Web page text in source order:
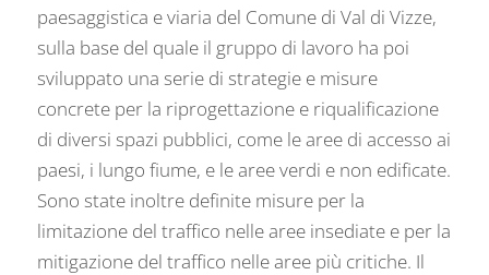
paesaggistica e viaria del Comune di Val di Vizze,
sulla base del quale il gruppo di lavoro ha poi
sviluppato una serie di strategie e misure
concrete per la riprogettazione e riqualificazione
di diversi spazi pubblici, come le aree di accesso ai
paesi, i lungo fiume, e le aree verdi e non edificate.
Sono state inoltre definite misure per la
limitazione del traffico nelle aree insediate e per la
mitigazione del traffico nelle aree più critiche. Il